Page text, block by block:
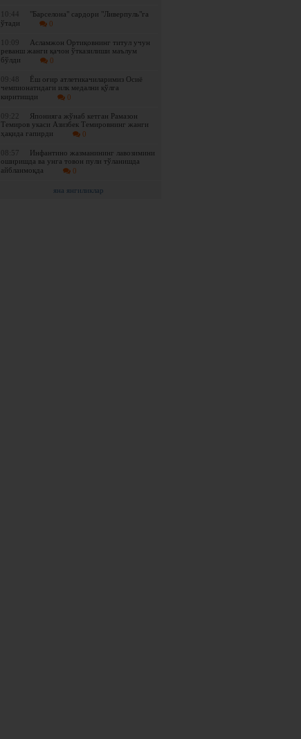
10:44
"Барселона" сардори "Ливерпуль"га
ўтади
0
10:09
Асламжон Ортиқовнинг титул учун
реванш жанги қачон ўтказилиши маълум
бўлди
0
09:48
Ёш оғир атлетикачиларимиз Осиё
чемпионатидаги илк медални қўлга
киритишди
0
09:22
Японияга жўнаб кетган Рамазон
Темиров укаси Азизбек Темировнинг жанги
ҳақида гапирди
0
08:57
Инфантино жазманининг лавозимини
оширишда ва унга товон пули тўланишда
айбланмоқда
0
яна янгиликлар